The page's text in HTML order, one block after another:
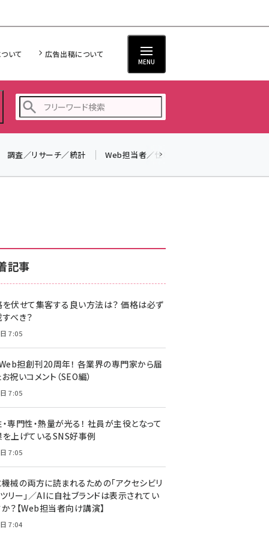
いて 広告出稿について
MENU
z世代 (1622)
meo (1275)
調査／リサーチ／統計 Web担当者／仕事
記事
を伏せて集客する良い方法は？ 価格は必ず
べき？
7:05
担創刊20周年！ 各業界の専門家から届
祝いコメント（SEO編）
7:05
専門性・熱量が光る！ 社員が主役となって
を上げているSNS好事例
7:05
械の両方に読まれるための「アクセシビリ
リー」／AIに自社ブランドは表示されてい
？【Web担当者向け講演】
7:04